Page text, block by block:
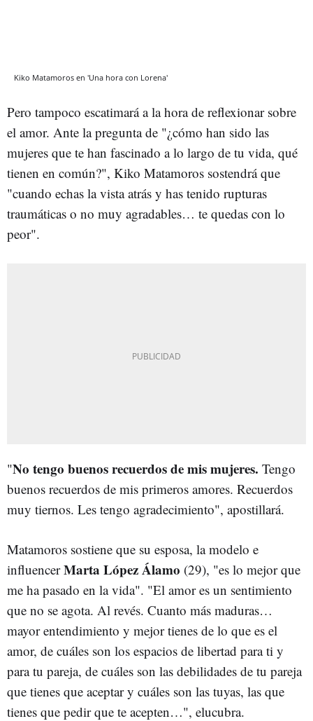
Kiko Matamoros en 'Una hora con Lorena'
Pero tampoco escatimará a la hora de reflexionar sobre
el amor. Ante la pregunta de "¿cómo han sido las
mujeres que te han fascinado a lo largo de tu vida, qué
tienen en común?", Kiko Matamoros sostendrá que
"cuando echas la vista atrás y has tenido rupturas
traumáticas o no muy agradables… te quedas con lo
peor".
"No tengo buenos recuerdos de mis mujeres. Tengo
buenos recuerdos de mis primeros amores. Recuerdos
muy tiernos. Les tengo agradecimiento", apostillará.
Matamoros sostiene que su esposa, la modelo e
influencerMarta López Álamo (29), "es lo mejor que
me ha pasado en la vida". "El amor es un sentimiento
que no se agota. Al revés. Cuanto más maduras…
mayor entendimiento y mejor tienes de lo que es el
amor, de cuáles son los espacios de libertad para ti y
para tu pareja, de cuáles son las debilidades de tu pareja
que tienes que aceptar y cuáles son las tuyas, las que
tienes que pedir que te acepten…", elucubra.